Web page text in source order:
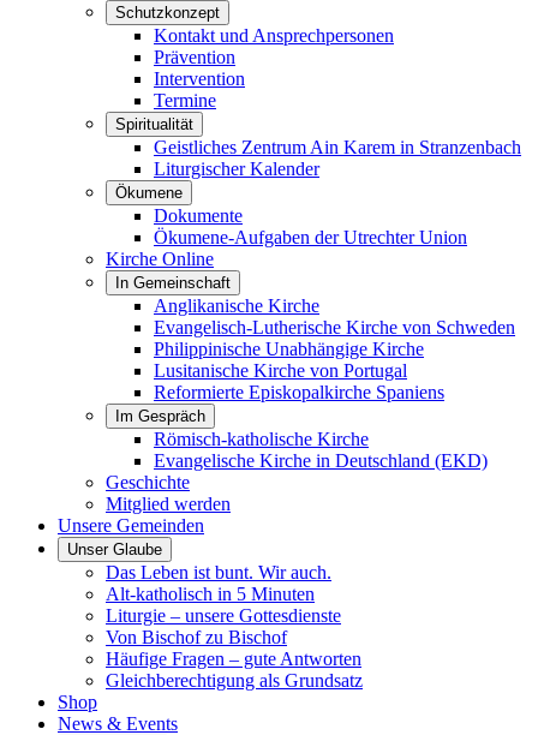
Schutzkonzept
Kontakt und Ansprechpersonen
Prävention
Intervention
Termine
Spiritualität
Geistliches Zentrum Ain Karem in Stranzenbach
Liturgischer Kalender
Ökumene
Dokumente
Ökumene-Aufgaben der Utrechter Union
Kirche Online
In Gemeinschaft
Anglikanische Kirche
Evangelisch-Lutherische Kirche von Schweden
Philippinische Unabhängige Kirche
Lusitanische Kirche von Portugal
Reformierte Episkopalkirche Spaniens
Im Gespräch
Römisch-katholische Kirche
Evangelische Kirche in Deutschland (EKD)
Geschichte
Mitglied werden
Unsere Gemeinden
Unser Glaube
Das Leben ist bunt. Wir auch.
Alt-katholisch in 5 Minuten
Liturgie – unsere Gottesdienste
Von Bischof zu Bischof
Häufige Fragen – gute Antworten
Gleichberechtigung als Grundsatz
Shop
News & Events